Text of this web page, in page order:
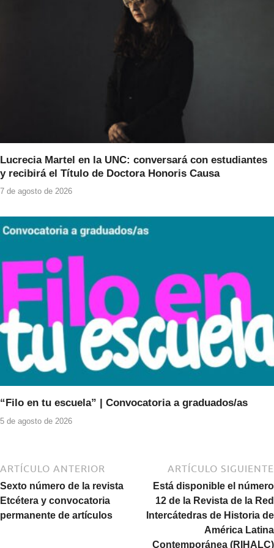
Lucrecia Martel en la UNC: conversará con estudiantes
y recibirá el Título de Doctora Honoris Causa
7 de agosto de 2026
“Filo en tu escuela” | Convocatoria a graduados/as
5 de agosto de 2026
ARTÍCULO ANTERIOR
Sexto número de la revista
Etcétera y convocatoria
permanente de artículos
ARTÍCULO SIGUIENTE
Está disponible el número
12 de la Revista de la Red
Intercátedras de Historia de
América Latina
Contemporánea (RIHALC)